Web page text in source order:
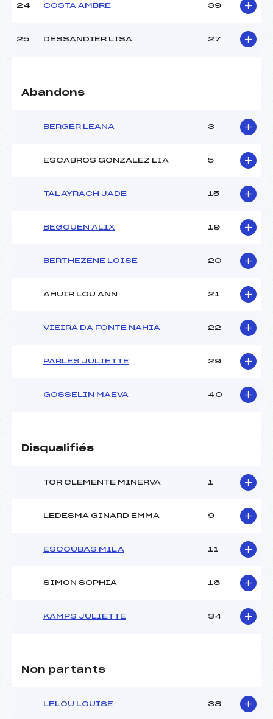
24 COSTA AMBRE 39
25 DESSANDIER LISA 27
Abandons
BERGER LEANA 3
ESCABROS GONZALEZ LIA 5
TALAYRACH JADE 15
BEGOUEN ALIX 19
BERTHEZENE LOISE 20
AHUIR LOU ANN 21
VIEIRA DA FONTE NAHIA 22
PARLES JULIETTE 29
GOSSELIN MAEVA 40
Disqualifiés
TOR CLEMENTE MINERVA 1
LEDESMA GINARD EMMA 9
ESCOUBAS MILA 11
SIMON SOPHIA 16
KAMPS JULIETTE 34
Non partants
LELOU LOUISE 38